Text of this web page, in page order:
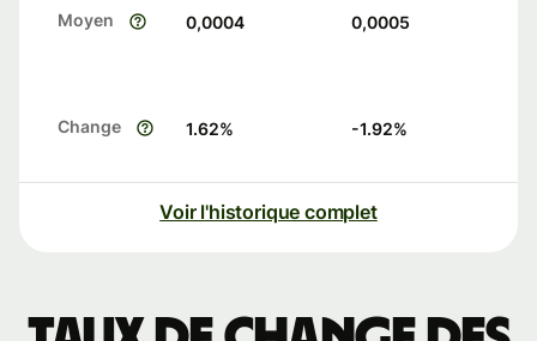
Moyen 0,0004 0,0005
Change 1.62% -1.92%
Voir l'historique complet